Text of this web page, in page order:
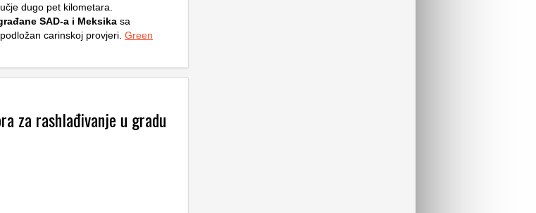
dugo pet kilometara.
SAD-a i Meksika sa
carinskoj provjeri. Green
za rashlađivanje u gradu